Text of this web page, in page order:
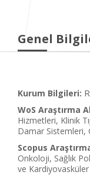
Genel
Kurum Bilgileri:
WoS Araştırma
Hizmetleri, Klinik
Damar Sistemleri,
Scopus
Onkoloji, Sağlık
ve Kardiyovasküler